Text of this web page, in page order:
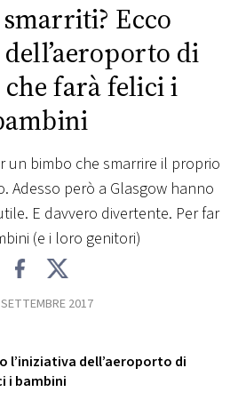
Ecco
di
che farà felici i
un bimbo che smarrire il proprio
Adesso però a Glasgow hanno
E davvero divertente. Per far
(e i loro genitori)
2017
l’iniziativa dell’aeroporto di
i bambini